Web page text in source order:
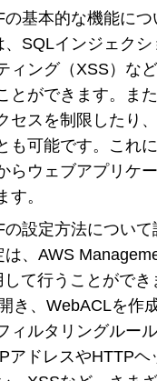
の基本的な機能につ
、SQLインジェクシ
ィング（XSS）な
とができます。ま
セスを制限したり
も可能です。これ
らウェブアプリケ
す。
設定方法について
、AWS
て行うことができ
き、WebACLを作
ィルタリングルー
アドレスやHTTPヘ